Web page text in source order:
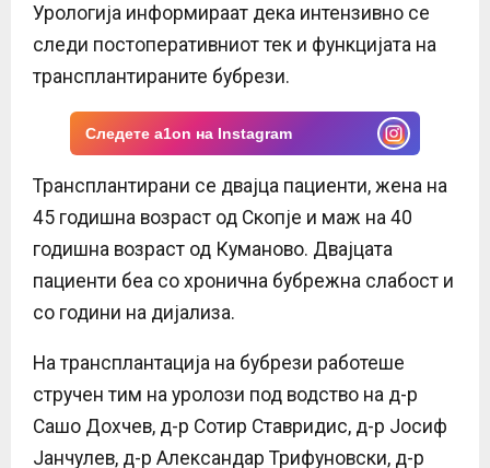
Урологија информираат дека интензивно се
следи постоперативниот тек и функцијата на
трансплантираните бубрези.
Следете a1on на Instagram
Трансплантирани се двајца пациенти, жена на
45 годишна возраст од Скопје и маж на 40
годишна возраст од Куманово. Двајцата
пациенти беа со хронична бубрежна слабост и
со години на дијализа.
На трансплантација на бубрези работеше
стручен тим на уролози под водство на д-р
Сашо Дохчев, д-р Сотир Ставридис, д-р Јосиф
Јанчулев, д-р Александар Трифуновски, д-р